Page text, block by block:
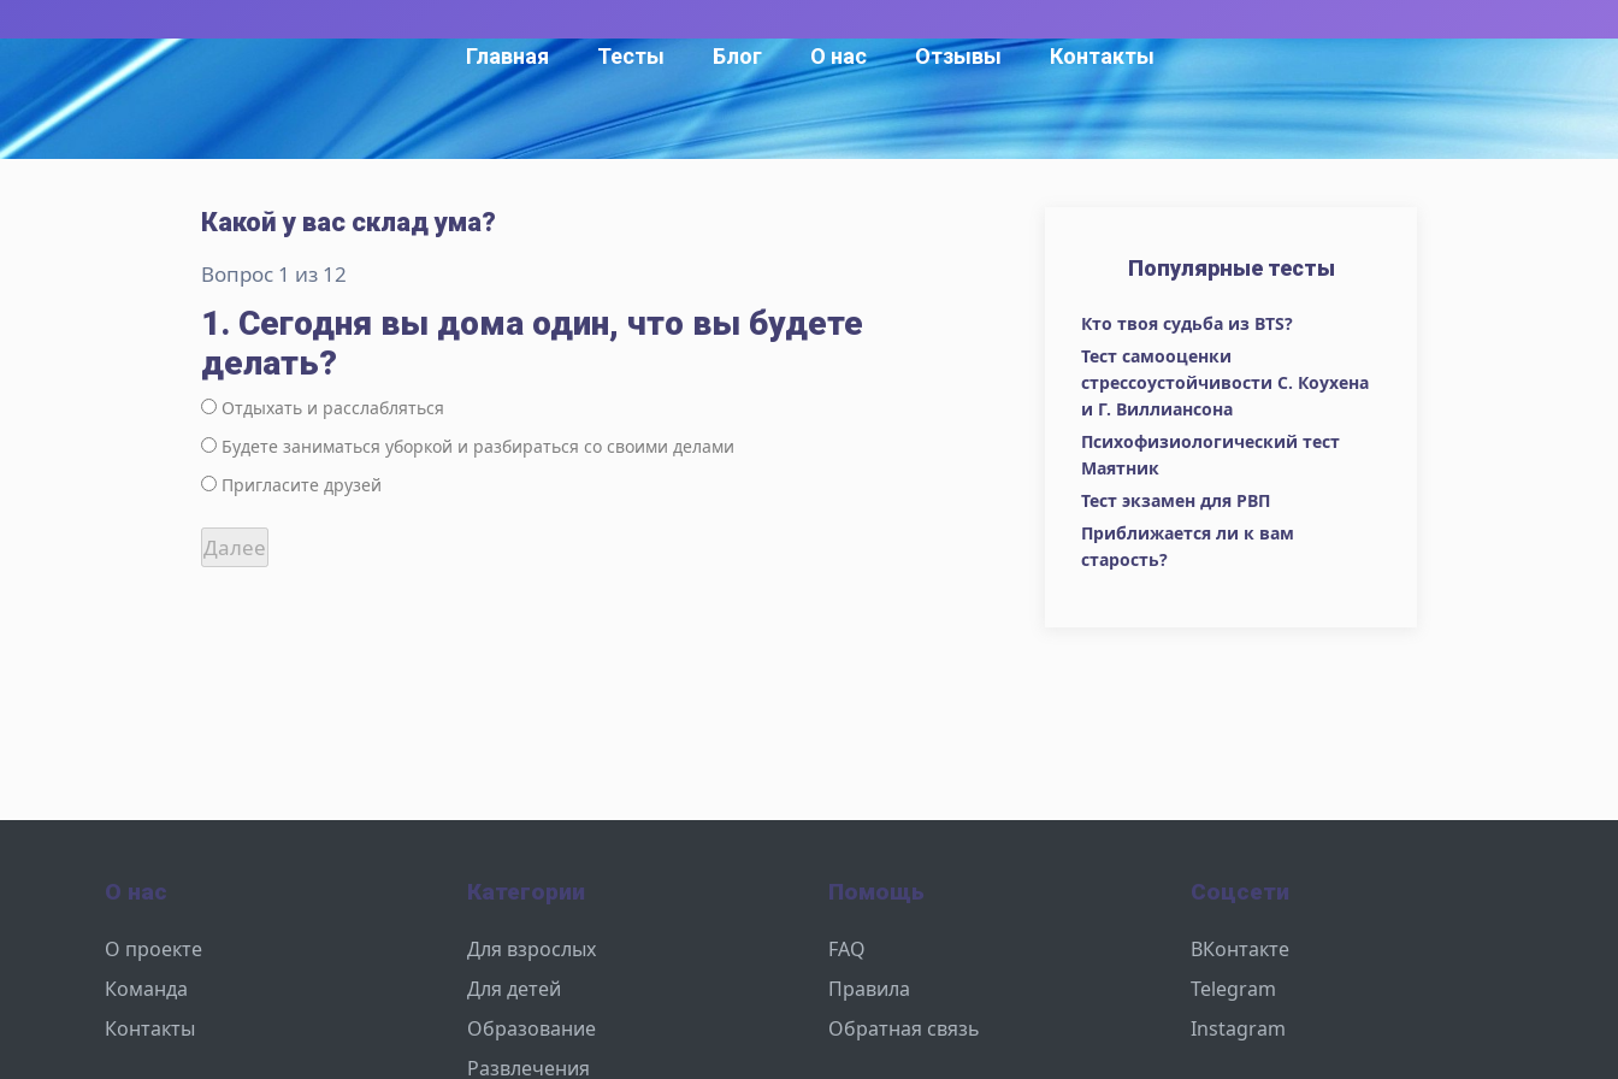
Главная Тесты Блог О нас Отзывы Контакты
Какой у вас склад ума?
Вопрос 1 из 12
1. Сегодня вы дома один, что вы будете
делать?
Отдыхать и расслабляться
Будете заниматься уборкой и разбираться со своими делами
Пригласите друзей
Популярные тесты
Кто твоя судьба из BTS?
Тест самооценки
стрессоустойчивости С. Коухена
и Г. Виллиансона
Психофизиологический тест
Маятник
Тест экзамен для РВП
Приближается ли к вам
старость?
О нас
О проекте
Команда
Контакты
Категории
Для взрослых
Для детей
Образование
Развлечения
Помощь
FAQ
Правила
Обратная связь
Соцсети
ВКонтакте
Telegram
Instagram